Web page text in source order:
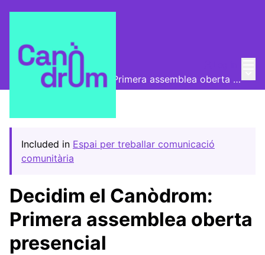
Convocatòries
Decidim el Canòdrom: Primera assemblea oberta presencial
Included in Espai per treballar comunicació
comunitària
Decidim el Canòdrom:
Primera assemblea oberta
presencial